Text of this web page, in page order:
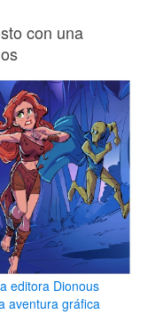
con una
editora Dionous
aventura gráfica